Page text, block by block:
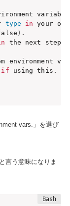
type in your
) .
the next step.
environment
if using this.
vars.」を選び
言う意味になりま